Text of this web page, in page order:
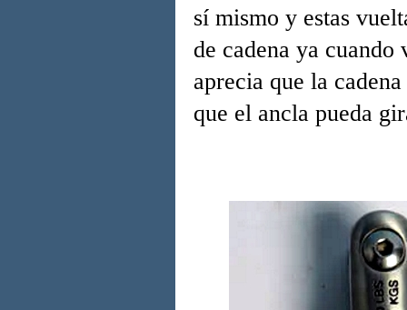
sí mismo y estas
de cadena ya
aprecia que la
que el ancla pueda